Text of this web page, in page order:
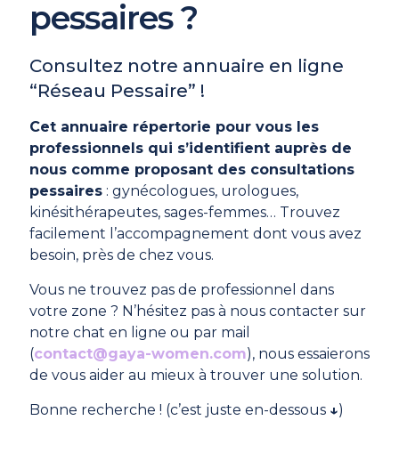
pessaires ?
Consultez notre annuaire en ligne
“Réseau Pessaire” !
Cet annuaire répertorie pour vous les
professionnels qui s’identifient auprès de
nous comme proposant des consultations
pessaires : gynécologues, urologues,
kinésithérapeutes, sages-femmes… Trouvez
facilement l’accompagnement dont vous avez
besoin, près de chez vous.
Vous ne trouvez pas de professionnel dans
votre zone ? N’hésitez pas à nous contacter sur
notre chat en ligne ou par mail
(contact@gaya-women.com), nous essaierons
de vous aider au mieux à trouver une solution.
Bonne recherche ! (c’est juste en-dessous ↓)